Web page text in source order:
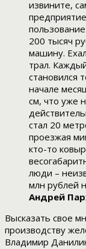
извините,
200 тысяч
машину.
трал.
становился
начале
см, что уже
стал 20
проезжая
кто-то
люди –
млн рублей
Андрей
Высказать свое
производству
Владимир